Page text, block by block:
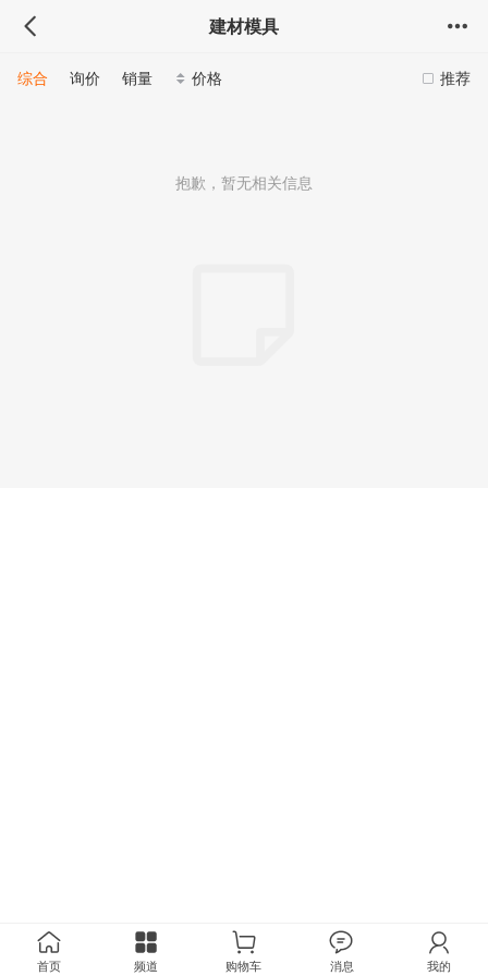
建材模具
推荐
综合 询价 销量 价格
抱歉，暂无相关信息
首页 频道 购物车 消息 我的